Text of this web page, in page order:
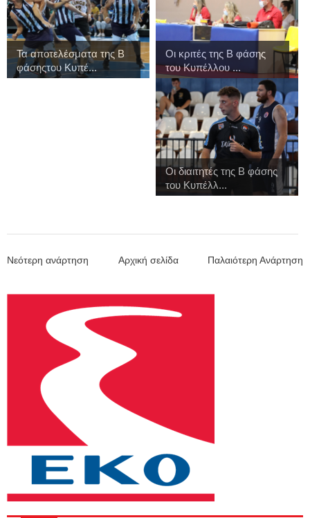
Τα αποτελέσματα της Β
φάσηςτου Κυπέ...
Οι κριτές της Β φάσης
του Κυπέλλου ...
Οι διαιτητές της Β φάσης
του Κυπέλλ...
Νεότερη ανάρτηση Παλαιότερη Ανάρτηση
Αρχική σελίδα